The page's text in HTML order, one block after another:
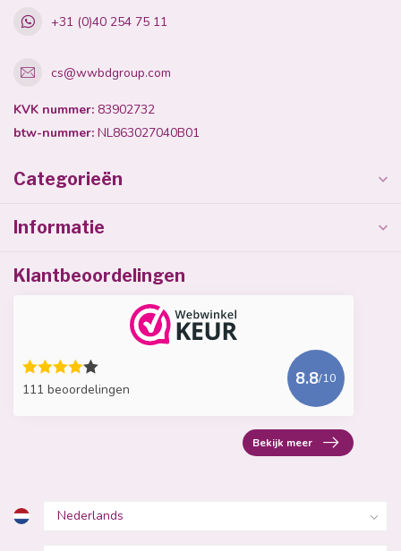
+31 (0)40 254 75 11
cs@wwbdgroup.com
KVK nummer: 83902732
btw-nummer: NL863027040B01
Categorieën
Informatie
Klantbeoordelingen
111 beoordelingen
8.8/10
Bekijk meer